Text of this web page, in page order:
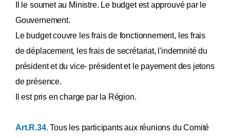
Il le soumet au Ministre. Le budget est approuvé par le
Gouvernement.
Le budget couvre les frais de fonctionnement, les frais
de déplacement, les frais de secrétariat, l'indemnité du
président et du vice- président et le payement des jetons
de présence.
Il est pris en charge par la Région.
Art.R.34.Tous les participants aux réunions du Comité